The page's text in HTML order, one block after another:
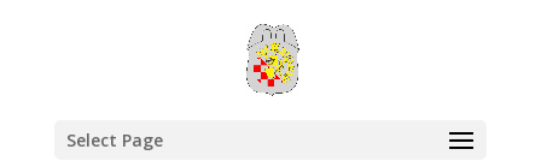
Select Page